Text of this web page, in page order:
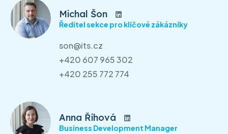
Michal Šon
Ředitel sekce pro klíčové zákázníky
son@its.cz
+420 607 965 302
+420 255 772 774
Anna Říhová
Business Development Manager